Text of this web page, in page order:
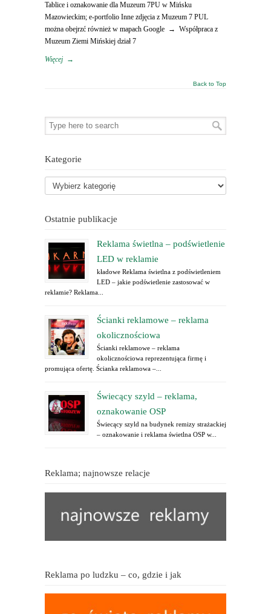
Tablice i oznakowanie dla Muzeum 7PU w Mińsku
Mazowieckim; e-portfolio Inne zdjęcia z Muzeum 7 PUL
można obejrzć również w mapach Google → Współpraca z
Muzeum Ziemi Mińskiej dział 7
Więcej →
Back to Top
Kategorie
Ostatnie publikacje
Reklama świetlna – podświetlenie
LED w reklamie
kładowe Reklama świetlna z podświetleniem
LED – jakie podświetlenie zastosować w
reklamie? Reklama...
Ścianki reklamowe – reklama
okolicznościowa
Ścianki reklamowe – reklama
okolicznościowa reprezentująca firmę i
promująca ofertę. Ścianka reklamowa –...
Świecący szyld – reklama,
oznakowanie OSP
Świecący szyld na budynek remizy strażackiej
– oznakowanie i reklama świetlna OSP w...
Reklama; najnowsze relacje
Reklama po ludzku – co, gdzie i jak